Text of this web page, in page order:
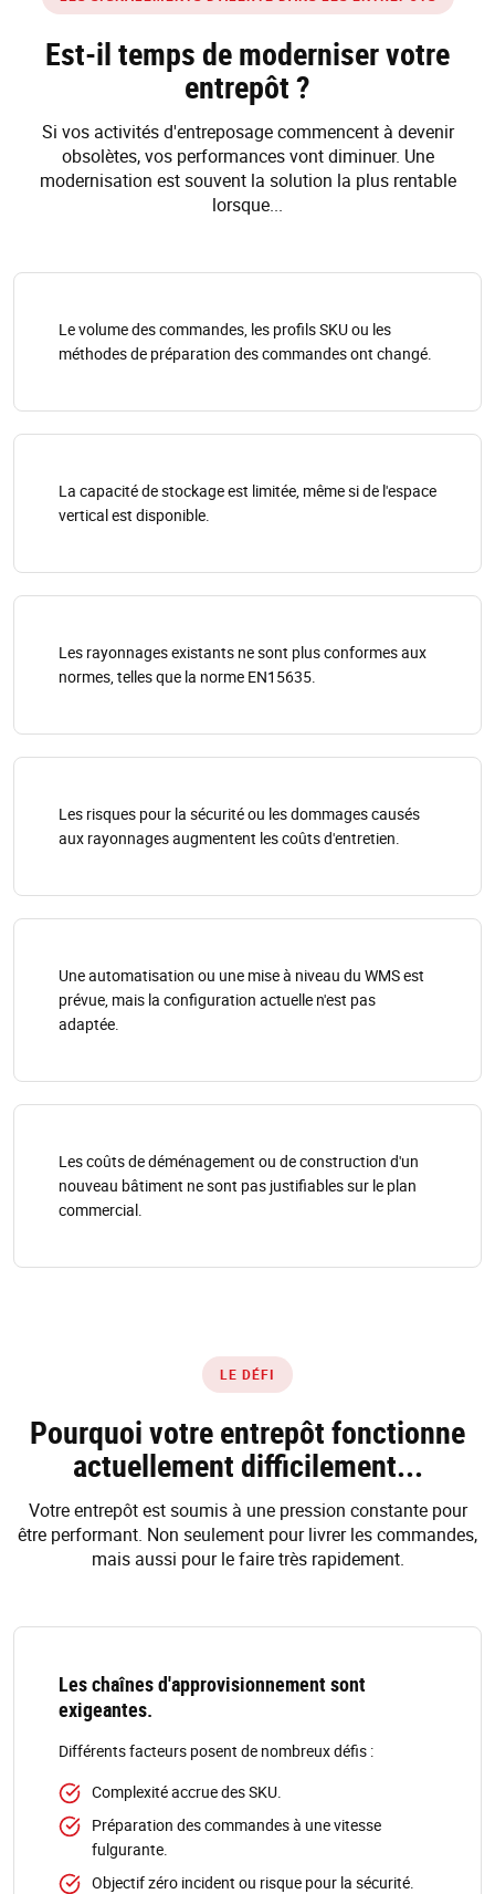
Est-il temps de moderniser votre
entrepôt ?
Si vos activités d'entreposage commencent à devenir
obsolètes, vos performances vont diminuer. Une
modernisation est souvent la solution la plus rentable
lorsque...
Le volume des commandes, les profils SKU ou les
méthodes de préparation des commandes ont changé.
La capacité de stockage est limitée, même si de l'espace
vertical est disponible.
Les rayonnages existants ne sont plus conformes aux
normes, telles que la norme EN15635.
Les risques pour la sécurité ou les dommages causés
aux rayonnages augmentent les coûts d'entretien.
Une automatisation ou une mise à niveau du WMS est
prévue, mais la configuration actuelle n'est pas
adaptée.
Les coûts de déménagement ou de construction d'un
nouveau bâtiment ne sont pas justifiables sur le plan
commercial.
LE DÉFI
Pourquoi votre entrepôt fonctionne
actuellement difficilement...
Votre entrepôt est soumis à une pression constante pour
être performant. Non seulement pour livrer les commandes,
mais aussi pour le faire très rapidement.
Les chaînes d'approvisionnement sont
exigeantes.
Différents facteurs posent de nombreux défis :
Complexité accrue des SKU.
Préparation des commandes à une vitesse
fulgurante.
Objectif zéro incident ou risque pour la sécurité.